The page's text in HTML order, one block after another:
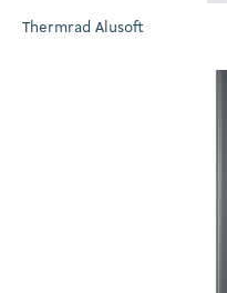
Thermrad Alusoft